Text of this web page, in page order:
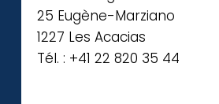
25 Eugène-Marziano
1227 Les Acacias
Tél. : +41 22 820 35 44